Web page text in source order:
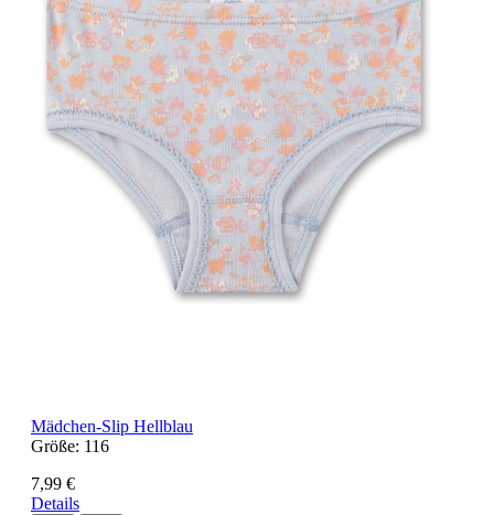
Mädchen-Slip Hellblau
Größe: 116
7,99 €
Details